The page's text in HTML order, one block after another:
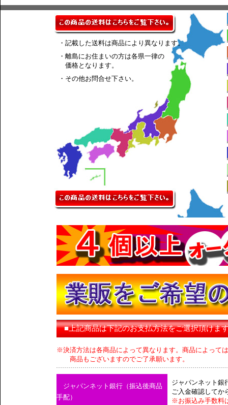
・記載した送料は商品により異なります。
・離島にお住まいの方は各県一律の
価格となります。
・その他お問合せ下さい。
■上記商品は下記のお支払方法をご選択頂けま
※決済方法は各商品によって異なります。商品によって
商品もございますのでご了承願います。
ジャパンネット銀行（振込後商品
手配）
ジャパンネット銀
ご入金確認してか
※お振込み手数料